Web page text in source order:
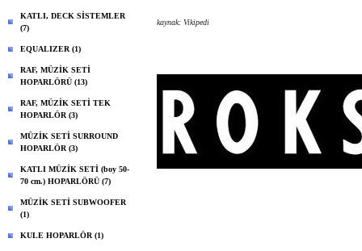
KATLI, DECK SİSTEMLER
(7)
EQUALIZER (1)
RAF, MÜZİK SETİ
HOPARLÖRÜ (13)
RAF, MÜZİK SETİ TEK
HOPARLÖR (3)
MÜZİK SETİ SURROUND
HOPARLÖR (3)
KATLI MÜZİK SETİ (boy 50-
70 cm.) HOPARLÖRÜ (7)
MÜZİK SETİ SUBWOOFER
(1)
KULE HOPARLÖR (1)
kaynak: Vikipedi